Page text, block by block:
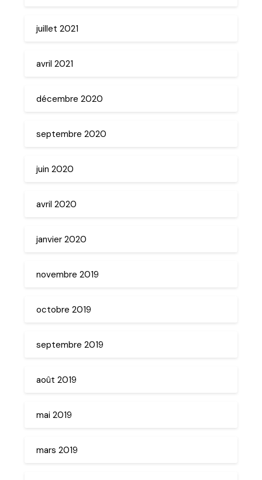
juillet 2021
avril 2021
décembre 2020
septembre 2020
juin 2020
avril 2020
janvier 2020
novembre 2019
octobre 2019
septembre 2019
août 2019
mai 2019
mars 2019